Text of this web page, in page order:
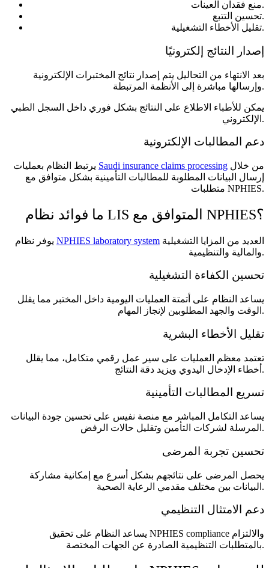
منع فقدان العينات.
تحسين التتبع.
تقليل الأخطاء التشغيلية.
إصدار النتائج إلكترونيًا
بعد الانتهاء من التحاليل يتم إصدار نتائج المختبرات الإلكترونية
وإرسالها مباشرة إلى الأنظمة المرتبطة.
يمكن للأطباء الاطلاع على النتائج بشكل فوري داخل السجل الطبي
الإلكتروني.
دعم المطالبات الإلكترونية
Saudi insurance claims processing
إرسال البيانات المطلوبة للمطالبات التأمينية بشكل متوافق مع
متطلبات NPHIES.
ما فوائد نظام LIS المتوافق مع NPHIES؟
NPHIES laboratory system
والمالية والتنظيمية.
تحسين الكفاءة التشغيلية
يساعد النظام على أتمتة العمليات اليومية داخل المختبر مما يقلل
الوقت والجهد المطلوبين لإنجاز المهام.
تقليل الأخطاء البشرية
تعتمد معظم العمليات على سير عمل رقمي متكامل، مما يقلل
أخطاء الإدخال اليدوي ويزيد دقة النتائج.
تسريع المطالبات التأمينية
يساعد التكامل المباشر مع منصة نفيس على تحسين جودة البيانات
المرسلة لشركات التأمين وتقليل حالات الرفض.
تحسين تجربة المرضى
يحصل المرضى على نتائجهم بشكل أسرع مع إمكانية مشاركة
البيانات بين مختلف مقدمي الرعاية الصحية.
دعم الامتثال التنظيمي
يساعد النظام على تحقيق NPHIES compliance والالتزام
بالمتطلبات التنظيمية الصادرة عن الجهات المختصة.